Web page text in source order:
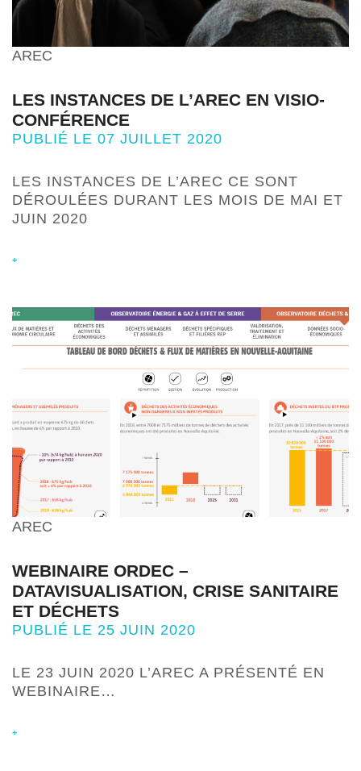
AREC
LES INSTANCES DE L’AREC EN VISIO-
CONFÉRENCE
PUBLIÉ LE 07 JUILLET 2020
LES INSTANCES DE L’AREC CE SONT
DÉROULÉES DURANT LES MOIS DE MAI ET
JUIN 2020
+
AREC
WEBINAIRE ORDEC –
DATAVISUALISATION, CRISE SANITAIRE
ET DÉCHETS
PUBLIÉ LE 25 JUIN 2020
LE 23 JUIN 2020 L’AREC A PRÉSENTÉ EN
WEBINAIRE…
+